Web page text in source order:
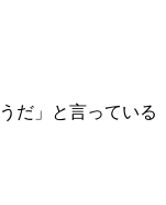
だ」と言っている